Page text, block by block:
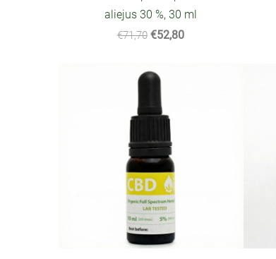
aliejus 30 %, 30 ml
€71,70 €52,80